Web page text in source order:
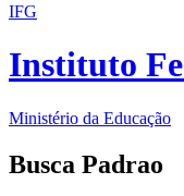
IFG
Instituto
Ministério da Educação
Busca Padrao